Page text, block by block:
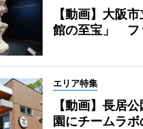
【動画】大阪
館の至宝」 フ
エリア特集
【動画】長居
園にチームラ